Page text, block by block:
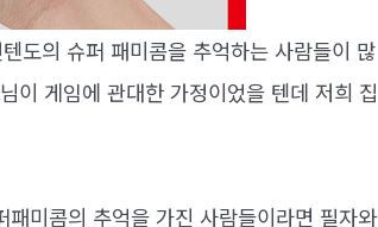
도의 슈퍼 패미콤을 추억하는 사람들이 많
이 게임에 관대한 가정이었을 텐데 저희 집
미콤의 추억을 가진 사람들이라면 필자와